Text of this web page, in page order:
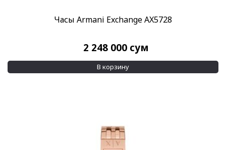
Часы Armani Exchange AX5728
2 248 000 сум
В корзину